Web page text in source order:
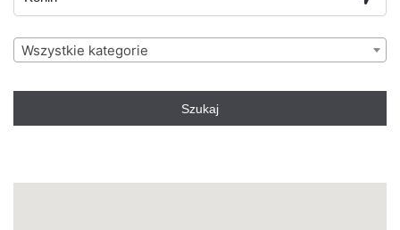
Wszystkie kategorie
Szukaj